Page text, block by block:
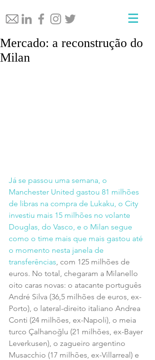
Mercado: a reconstrução do
Milan
Já se passou uma semana, o
Manchester United gastou 81 milhões
de libras na compra de Lukaku, o City
investiu mais 15 milhões no volante
Douglas, do Vasco, e o Milan segue
como o time mais que mais gastou até
o momento nesta janela de
transferências , com 125 milhões de
euros. No total, chegaram a Milanello
oito caras novas: o atacante português
André Silva (36,5 milhões de euros, ex-
Porto), o lateral-direito italiano Andrea
Conti (24 milhões, ex-Napoli), o meia
turco Çalhanoğlu (21 milhões, ex-Bayer
Leverkusen), o zagueiro argentino
Musacchio (17 milhões, ex-Villarreal) e